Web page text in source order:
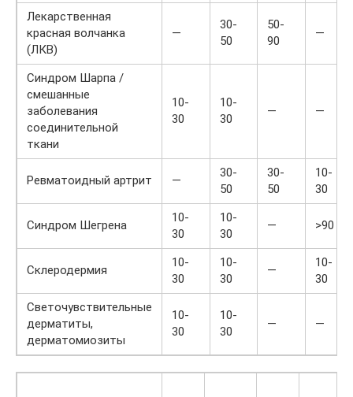
Лекарственная
красная волчанка
(ЛКВ)
—
30-
50
50-
90
—
Синдром Шарпа /
смешанные
заболевания
соединительной
ткани
10-
30
10-
30
— —
Ревматоидный артрит —
30-
50
30-
50
10-
30
Синдром Шегрена
10-
30
10-
30
— >90
Склеродермия
10-
30
10-
30
—
10-
30
Светочувствительные
дерматиты,
дерматомиозиты
10-
30
10-
30
— —